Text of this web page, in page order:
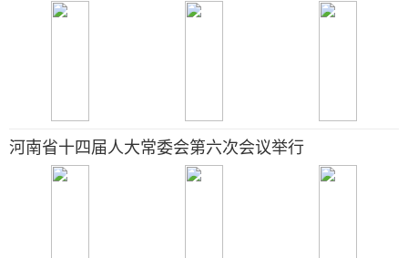
河南省十四届人大常委会第六次会议举行